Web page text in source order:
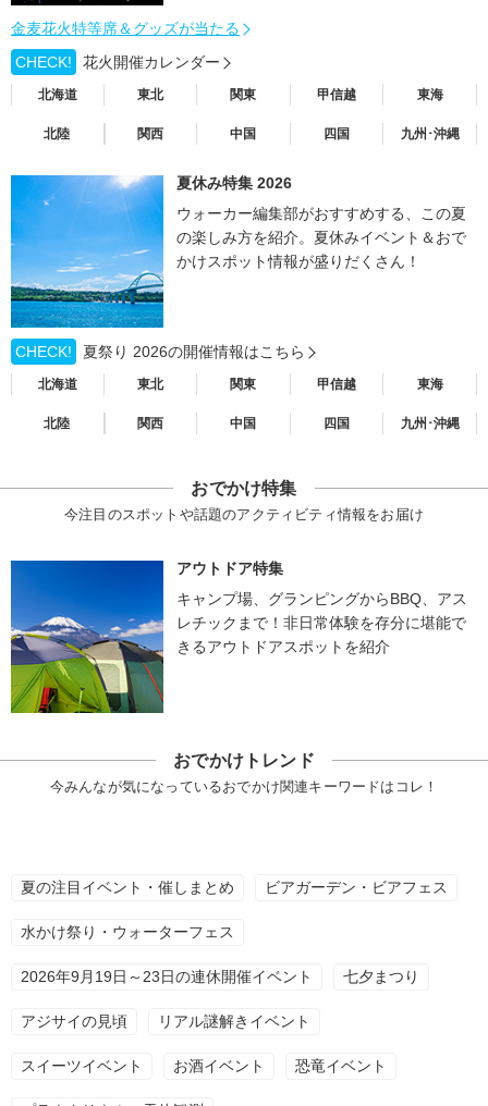
金麦花火特等席＆グッズが当たる
CHECK!
花火開催カレンダー
北海道 東北 関東 甲信越 東海
北陸 関西 中国 四国 九州･沖縄
夏休み特集 2026
ウォーカー編集部がおすすめする、この夏
の楽しみ方を紹介。夏休みイベント＆おで
かけスポット情報が盛りだくさん！
CHECK! 夏祭り 2026の開催情報はこちら
北海道 東北 関東 甲信越 東海
北陸 関西 中国 四国 九州･沖縄
おでかけ特集
今注目のスポットや話題のアクティビティ情報をお届け
アウトドア特集
キャンプ場、グランピングからBBQ、アス
レチックまで！非日常体験を存分に堪能で
きるアウトドアスポットを紹介
おでかけトレンド
今みんなが気になっているおでかけ関連キーワードはコレ！
夏の注目イベント・催しまとめ ビアガーデン・ビアフェス
水かけ祭り・ウォーターフェス
2026年9月19日～23日の連休開催イベント 七夕まつり
アジサイの見頃 リアル謎解きイベント
スイーツイベント お酒イベント 恐竜イベント